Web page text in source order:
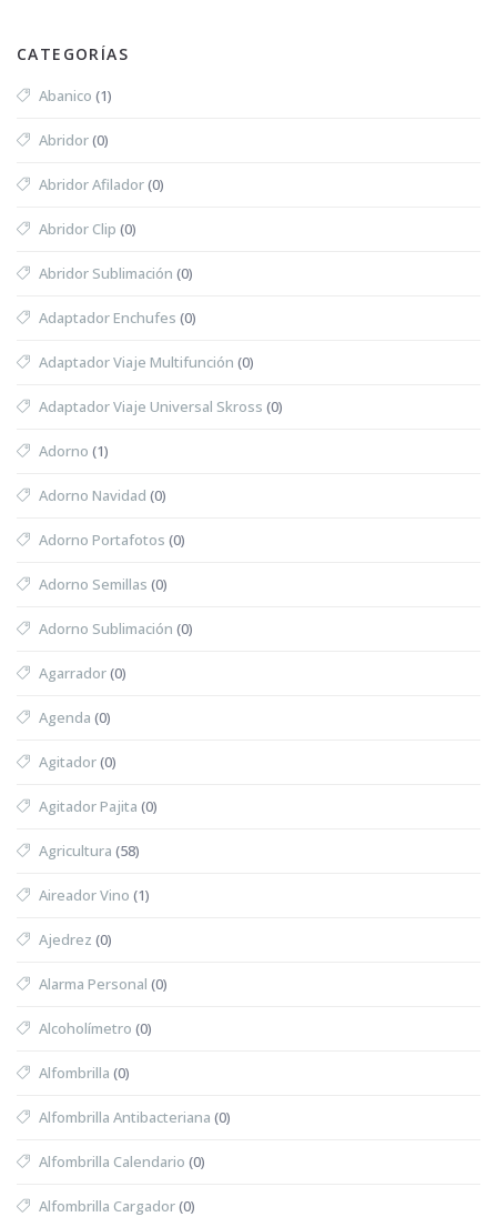
CATEGORÍAS
Abanico (1)
Abridor(0)
Abridor Afilador(0)
Abridor Clip (0)
Abridor Sublimación (0)
Adaptador Enchufes (0)
Adaptador Viaje Multifunción (0)
Adaptador Viaje Universal Skross (0)
Adorno (1)
Adorno Navidad (0)
Adorno Portafotos (0)
Adorno Semillas (0)
Adorno Sublimación (0)
Agarrador(0)
Agenda (0)
Agitador(0)
Agitador Pajita (0)
Agricultura (58)
Aireador Vino (1)
Ajedrez (0)
Alarma Personal (0)
Alcoholímetro (0)
Alfombrilla (0)
Alfombrilla Antibacteriana (0)
Alfombrilla Calendario (0)
Alfombrilla Cargador(0)